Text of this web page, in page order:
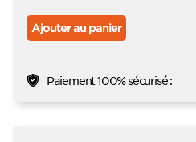
Ajouter au panier
Paiement 100% sécurisé :